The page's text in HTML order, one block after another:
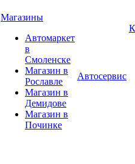
Магазины
Автомаркет
в
Смоленске
Магазин в
Рославле
Магазин в
Демидове
Магазин в
Починке
Автосервис